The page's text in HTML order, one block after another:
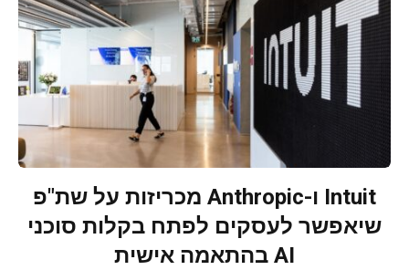
Intuit ו-Anthropic מכריזות על שת"פ
שיאפשר לעסקים לפתח בקלות סוכני
AI בהתאמה אישית